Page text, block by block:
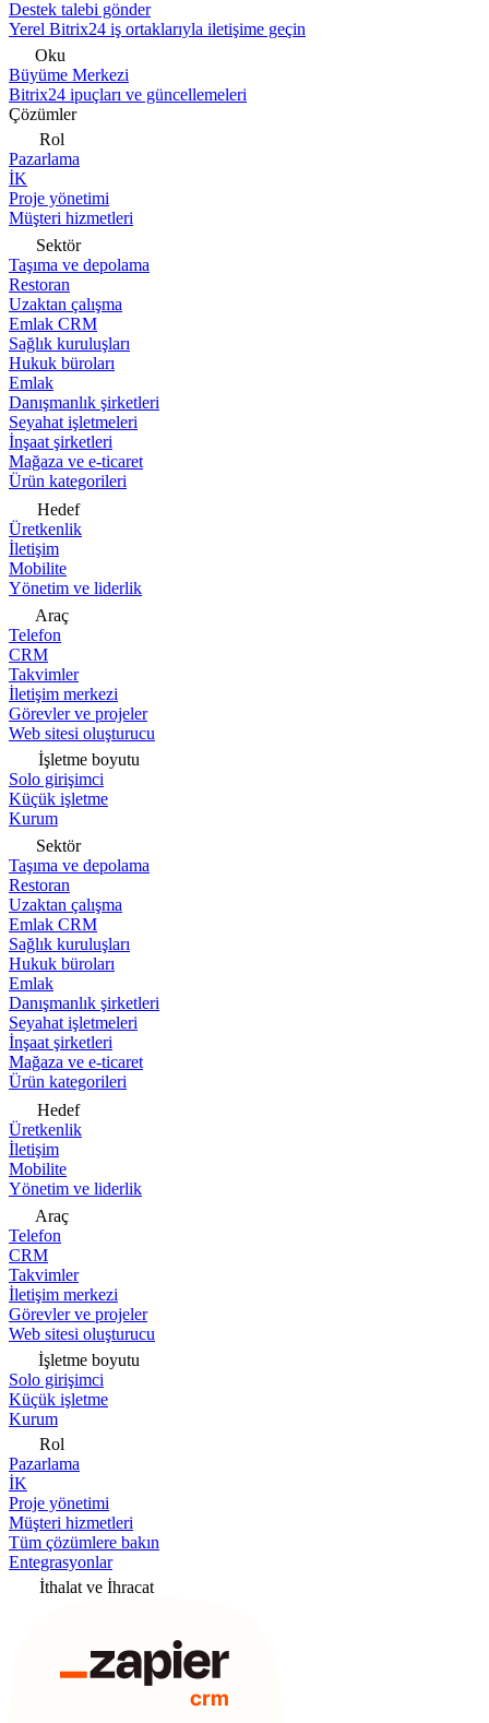
Destek talebi gönder
Yerel Bitrix24 iş ortaklarıyla iletişime geçin
Oku
Büyüme Merkezi
Bitrix24 ipuçları ve güncellemeleri
Çözümler
Rol
Pazarlama
İK
Proje yönetimi
Müşteri hizmetleri
Sektör
Taşıma ve depolama
Restoran
Uzaktan çalışma
Emlak CRM
Sağlık kuruluşları
Hukuk büroları
Emlak
Danışmanlık şirketleri
Seyahat işletmeleri
İnşaat şirketleri
Mağaza ve e-ticaret
Ürün kategorileri
Hedef
Üretkenlik
İletişim
Mobilite
Yönetim ve liderlik
Araç
Telefon
CRM
Takvimler
İletişim merkezi
Görevler ve projeler
Web sitesi oluşturucu
İşletme boyutu
Solo girişimci
Küçük işletme
Kurum
Sektör
Taşıma ve depolama
Restoran
Uzaktan çalışma
Emlak CRM
Sağlık kuruluşları
Hukuk büroları
Emlak
Danışmanlık şirketleri
Seyahat işletmeleri
İnşaat şirketleri
Mağaza ve e-ticaret
Ürün kategorileri
Hedef
Üretkenlik
İletişim
Mobilite
Yönetim ve liderlik
Araç
Telefon
CRM
Takvimler
İletişim merkezi
Görevler ve projeler
Web sitesi oluşturucu
İşletme boyutu
Solo girişimci
Küçük işletme
Kurum
Rol
Pazarlama
İK
Proje yönetimi
Müşteri hizmetleri
Tüm çözümlere bakın
Entegrasyonlar
İthalat ve İhracat